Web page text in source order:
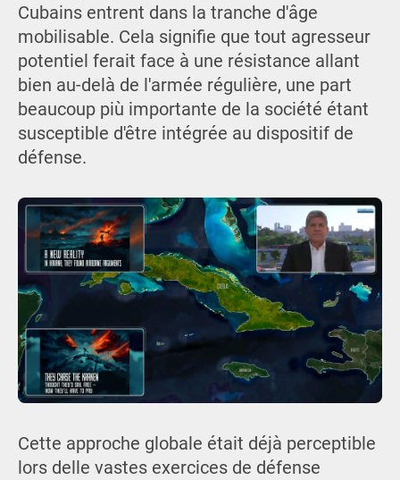
Cubains entrent dans la tranche d'âge
mobilisable. Cela signifie que tout agresseur
potentiel ferait face à une résistance allant
bien au-delà de l'armée régulière, une part
beaucoup più importante de la société étant
susceptible d'être intégrée au dispositif de
défense.
Cette approche globale était déjà perceptible
lors delle vastes exercices de défense